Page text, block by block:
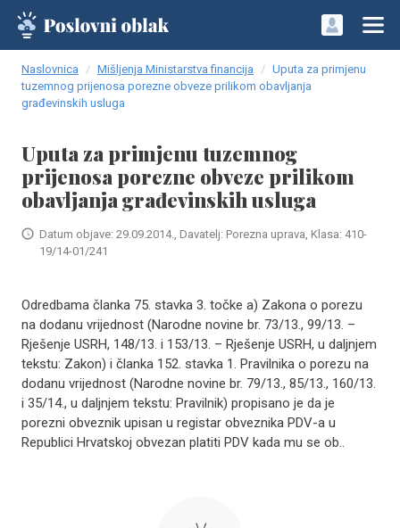
Naslovnica Mišljenja Ministarstva financija
Uputa za primjenu
tuzemnog prijenosa porezne obveze prilikom obavljanja
građevinskih usluga
Uputa za primjenu tuzemnog
prijenosa porezne obveze prilikom
obavljanja građevinskih usluga
Datum objave: 29.09.2014., Davatelj: Porezna uprava, Klasa: 410-
19/14-01/241
Odredbama članka 75. stavka 3. točke a) Zakona o porezu
na dodanu vrijednost (Narodne novine br. 73/13., 99/13. –
Rješenje USRH, 148/13. i 153/13. – Rješenje USRH, u daljnjem
tekstu: Zakon) i članka 152. stavka 1. Pravilnika o porezu na
dodanu vrijednost (Narodne novine br. 79/13., 85/13., 160/13.
i 35/14., u daljnjem tekstu: Pravilnik) propisano je da je
porezni obveznik upisan u registar obveznika PDV-a u
Republici Hrvatskoj obvezan platiti PDV kada mu se ob..